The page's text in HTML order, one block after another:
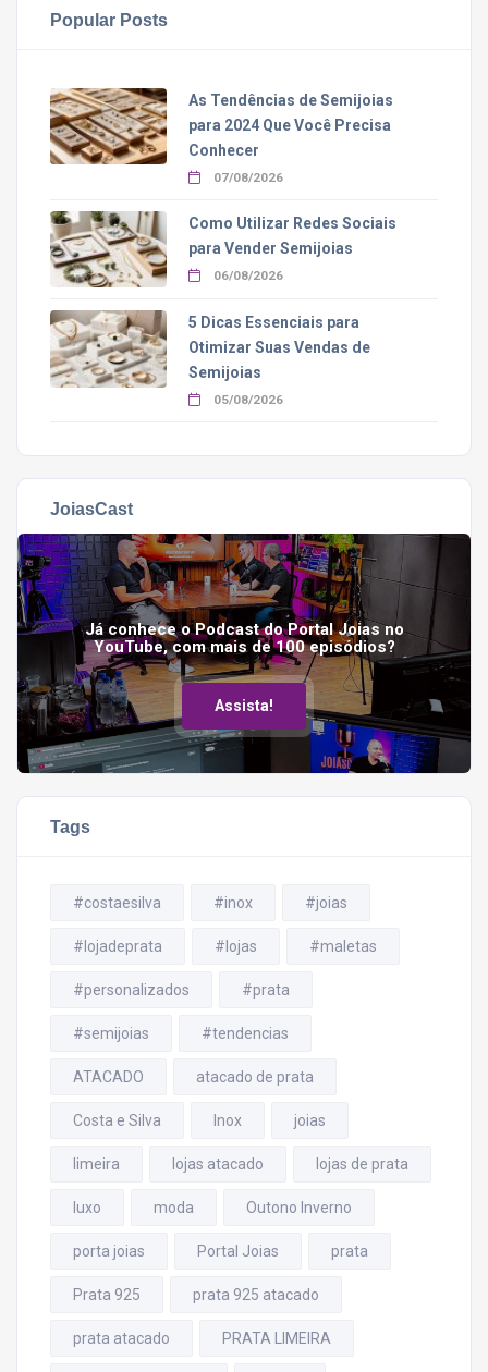
Popular Posts
As Tendências de Semijoias
para 2024 Que Você Precisa
Conhecer
07/08/2026
Como Utilizar Redes Sociais
para Vender Semijoias
06/08/2026
5 Dicas Essenciais para
Otimizar Suas Vendas de
Semijoias
05/08/2026
JoiasCast
Já conhece o Podcast do Portal Joias no
YouTube, com mais de 100 episódios?
Assista!
Tags
#costaesilva #inox #joias
#lojadeprata #lojas #maletas
#personalizados #prata
#semijoias #tendencias
ATACADO atacado de prata
Costa e Silva Inox joias
limeira lojas atacado lojas de prata
luxo moda Outono Inverno
porta joias Portal Joias prata
Prata 925 prata 925 atacado
prata atacado PRATA LIMEIRA